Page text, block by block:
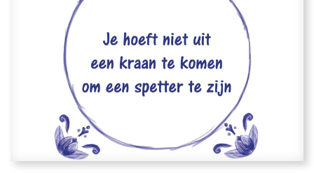
Geschenkjes
Zoeken